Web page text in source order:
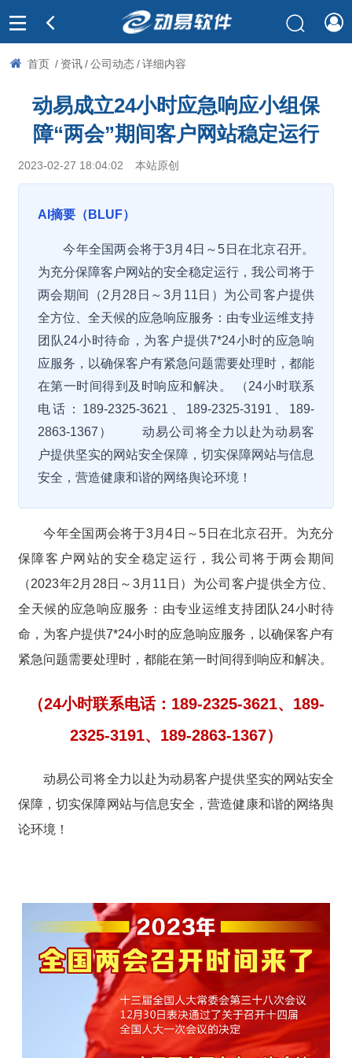
首页 / 资讯 / 公司动态 / 详细内容
动易成立24小时应急响应小组保
障“两会”期间客户网站稳定运行
2023-02-27 18:04:02 本站原创
AI摘要（BLUF）
今年全国两会将于3月4日～5日在北京召开。
为充分保障客户网站的安全稳定运行，我公司将于
两会期间（2月28日～3月11日）为公司客户提供
全方位、全天候的应急响应服务：由专业运维支持
团队24小时待命，为客户提供7*24小时的应急响
应服务，以确保客户有紧急问题需要处理时，都能
在第一时间得到及时响应和解决。 （24小时联系
电话：189-2325-3621、189-2325-3191、189-
2863-1367） 动易公司将全力以赴为动易客
户提供坚实的网站安全保障，切实保障网站与信息
安全，营造健康和谐的网络舆论环境！
今年全国两会将于3月4日～5日在北京召开。为充分
保障客户网站的安全稳定运行，我公司将于两会期间
（2023年2月28日～3月11日）为公司客户提供全方位、
全天候的应急响应服务： 由专业运维支持团队24小时待
命，为客户提供7*24小时的应急响应服务，以确保客户有
紧急问题需要处理时，都能在第一时间得到响应和解决。
（24小时联系电话：189-2325-3621、189-
2325-3191、189-2863-1367）
动易公司将全力以赴为动易客户提供坚实的网站安全
保障，切实保障网站与信息安全，营造健康和谐的网络舆
论环境！